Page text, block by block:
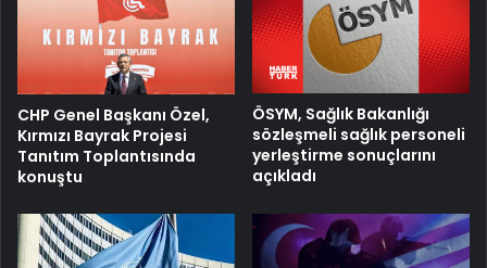
CHP Genel Başkanı Özel,
Kırmızı Bayrak Projesi
Tanıtım Toplantısında
konuştu
ÖSYM, Sağlık Bakanlığı
sözleşmeli sağlık personeli
yerleştirme sonuçlarını
açıkladı